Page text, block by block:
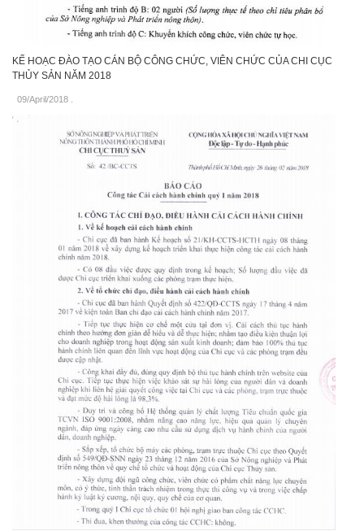
KẾ HOẠC ĐÀO TẠO CÁN BỘ CÔNG CHỨC, VIÊN CHỨC CỦA CHI CỤC
THỦY SẢN NĂM 2018
09/April/2018